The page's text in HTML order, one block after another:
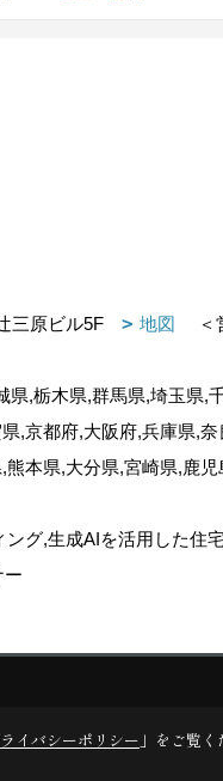
三原ビル5F 地図
,栃木県,群馬県,埼玉県,
,京都府,大阪府,兵庫県,
本県,大分県,宮崎県,鹿児
グ,生成AIを活用した住
ー
イバシーポリシー 」をご覧く